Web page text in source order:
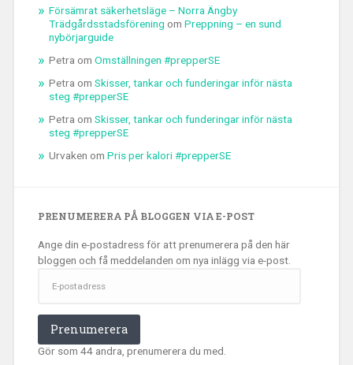
Försämrat säkerhetsläge – Norra Ängby
Trädgårdsstadsförening om Preppning – en sund
nybörjarguide
Petra om Omställningen #prepperSE
Petra om Skisser, tankar och funderingar inför nästa
steg #prepperSE
Petra om Skisser, tankar och funderingar inför nästa
steg #prepperSE
Urvaken om Pris per kalori #prepperSE
PRENUMERERA PÅ BLOGGEN VIA E-POST
Ange din e-postadress för att prenumerera på den här
bloggen och få meddelanden om nya inlägg via e-post.
postadress
Prenumerera
Gör som 44 andra, prenumerera du med.